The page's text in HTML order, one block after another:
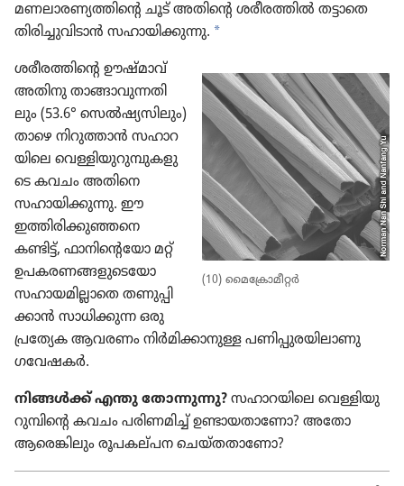
മണലാ​ര​ണ്യ​ത്തി​ന്റെ ചൂട്‌ അതിന്റെ ശരീര​ത്തിൽ തട്ടാതെ
തിരി​ച്ചു​വി​ടാൻ സഹായി​ക്കു​ന്നു. a
(10) മൈ​ക്രോ​മീ​റ്റർ
ശരീര​ത്തി​ന്റെ ഊഷ്‌മാവ്‌
അതിനു താങ്ങാ​വു​ന്ന​തി​
ലും (53.6° സെൽഷ്യ​സി​ലും)
താഴെ നിറു​ത്താൻ സഹാറ​
യി​ലെ വെള്ളി​യു​റു​മ്പു​ക​ളു​
ടെ കവചം അതിനെ
സഹായി​ക്കു​ന്നു. ഈ
ഇത്തിരി​ക്കു​ഞ്ഞനെ
കണ്ടിട്ട്‌, ഫാനി​ന്റെ​യോ മറ്റ്‌
ഉപകര​ണ​ങ്ങ​ളു​ടെ​യോ
സഹായ​മി​ല്ലാ​തെ തണുപ്പി​
ക്കാൻ സാധി​ക്കുന്ന ഒരു
പ്രത്യേക ആവരണം നിർമി​ക്കാ​നുള്ള പണിപ്പു​ര​യി​ലാ​ണു
ഗവേഷകർ.
നിങ്ങൾക്ക്‌ എന്തു തോന്നു​ന്നു? സഹാറ​യി​ലെ വെള്ളി​യു​
റു​മ്പി​ന്റെ കവചം പരിണ​മിച്ച്‌ ഉണ്ടായ​താ​ണോ? അതോ
ആരെങ്കി​ലും രൂപക​ല്‌പന ചെയ്‌ത​താ​ണോ?